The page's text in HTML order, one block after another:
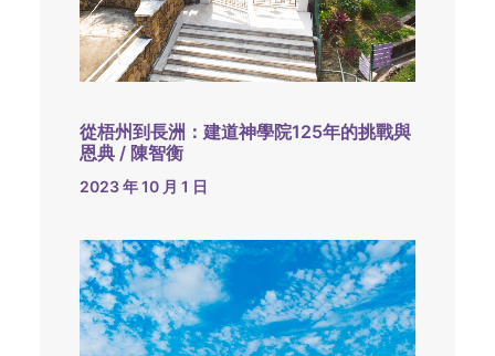
從梧州到長洲：建道神學院125年的挑戰與
恩典 / 陳智衡
2023 年 10 月 1 日